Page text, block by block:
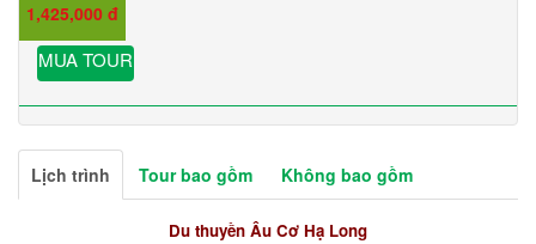
Giá em bé:
1,425,000 đ
MUA TOUR
Lịch trình Tour bao gồm Không bao gồm
Du thuyền Âu Cơ Hạ Long